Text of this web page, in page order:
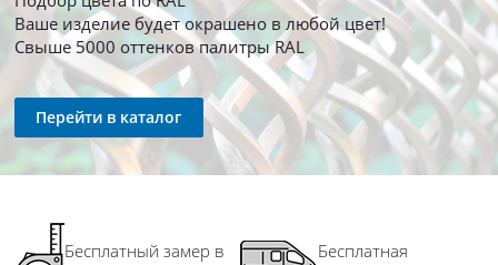
Ваше изделие будет окрашено в любой цвет!
Свыше 5000 оттенков палитры RAL
Перейти в каталог
Бесплатный замер в
Бесплатная